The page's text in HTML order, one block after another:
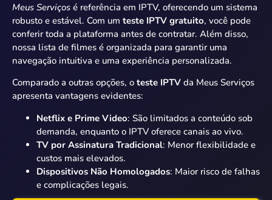
Meus Serviços é referência em IPTV, oferecendo um sistema
robusto e estável. Com um teste IPTV gratuito, você pode
conferir toda a plataforma antes de contratar. Além disso,
nossa lista de filmes é organizada para garantir uma
navegação intuitiva e uma experiência personalizada.
Comparado a outras opções, o teste IPTV da Meus Serviços
apresenta vantagens evidentes:
Netflix e Prime Video: São limitados a conteúdo sob
demanda, enquanto o IPTV oferece canais ao vivo.
TV por Assinatura Tradicional: Menor flexibilidade e
custos mais elevados.
Dispositivos Não Homologados: Maior risco de falhas
e complicações legais.